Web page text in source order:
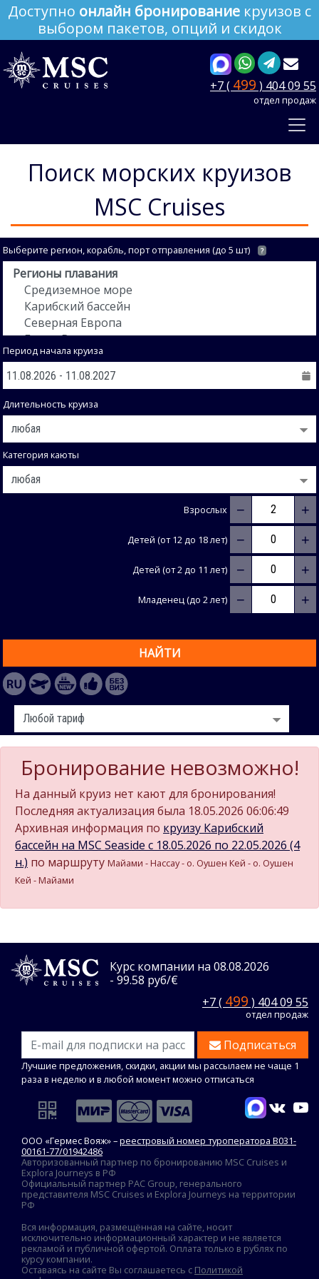
Доступно онлайн бронирование круизов с
выбором пакетов, опций и скидок
+7 ( 499 ) 404 09 55
отдел продаж
Поиск морских круизов
MSC Cruises
Выберите регион, корабль, порт отправления (до 5 шт) ?
Период начала круиза
Длительность круиза
Категория каюты
Взрослых − +
Детей (от 12 до 18 лет) − +
Детей (от 2 до 11 лет) − +
Младенец (до 2 лет) − +
НАЙТИ
Бронирование невозможно!
На данный круиз нет кают для бронирования!
Последняя актуализация была 18.05.2026 06:06:49
Архивная информация по круизу Карибский
бассейн на MSC Seaside c 18.05.2026 по 22.05.2026 (4
н.) по маршруту Майами - Нассау - о. Оушен Кей - о. Оушен
Кей - Майами
Курс компании на 08.08.2026
- 99.58 руб/€
+7 ( 499 ) 404 09 55
отдел продаж
Подписаться
Лучшие предложения, скидки, акции мы рассылаем не чаще 1
раза в неделю и в любой момент можно отписаться
ООО «Гермес Вояж» –реестровый номер туроператора В031-
00161-77/01942486
Авторизованный партнер по бронированию MSC Cruises и
Explora Journeys в РФ
Официальный партнер PAC Group, генерального
представителя MSC Cruises и Explora Journeys на территории
РФ
Вся информация, размещённая на сайте, носит
исключительно информационный характер и не является
рекламой и публичной офертой. Оплата только в рублях по
курсу компании.
Оставаясь на сайте Вы соглашаетесь с Политикой